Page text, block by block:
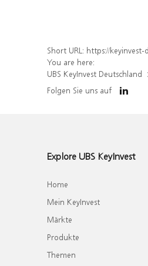
Short URL: https://keyinvest-de.ubs.com/
You are here:
UBS KeyInvest Deutschland
Folgen Sie uns auf
Explore UBS KeyInvest
Home
Mein KeyInvest
Märkte
Produkte
Themen